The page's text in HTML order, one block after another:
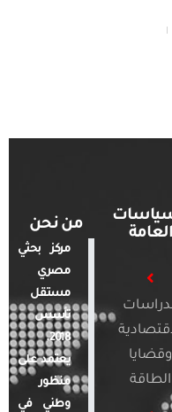
العامة
الطاقة
من نحن
مركز بحثي
مصري
مستقل
تأسس
2018.
يعتمد على
منظور
وطني في